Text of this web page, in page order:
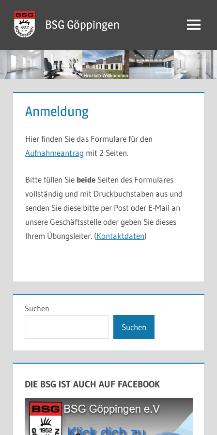
Inhalt
springen
BSG Göppingen Menü
Anmeldung
Hier finden Sie das Formulare für den
Aufnahmeantrag mit 2 Seiten.
Bitte füllen Sie beide Seiten des Formulares
vollständig und mit Druckbuchstaben aus und
senden Sie diese bitte per Post oder E-Mail an
unsere Geschäftsstelle oder geben Sie dieses
Ihrem Übungsleiter. (Kontaktdaten)
Suchen
Suchen
DIE BSG IST AUCH AUF FACEBOOK